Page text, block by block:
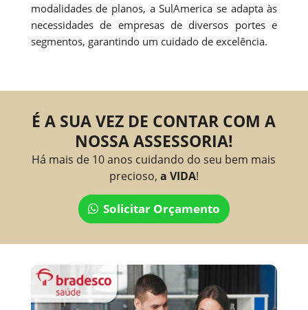
modalidades de planos, a SulAmerica se adapta às
necessidades de empresas de diversos portes e
segmentos, garantindo um cuidado de excelência.
É A SUA VEZ DE CONTAR COM A
NOSSA ASSESSORIA!
Há mais de 10 anos cuidando do seu bem mais
precioso, a VIDA!
Solicitar Orçamento